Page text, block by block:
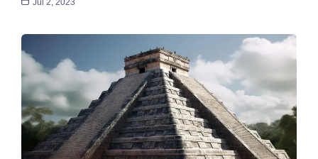
Jul 2, 2023